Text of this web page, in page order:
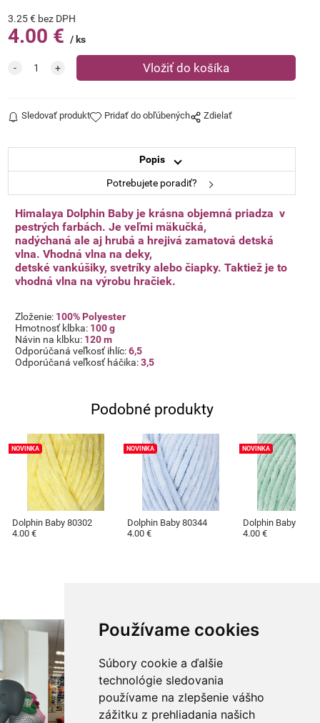
Používame cookies
Súbory cookie a ďalšie
technológie sledovania
používame na zlepšenie vášho
zážitku z prehliadania našich
3.25€ bez DPH
4.00 € ks
Sledovať produkt Pridať do obľúbených Zdielať
Popis
Potrebujete poradiť?
Himalaya Dolphin Baby je krásna objemná priadza v
pestrých farbách.Je veľmi mäkučká,
nadýchaná ale aj hrubá a hrejivá zamatová detská
vlna. Vhodná vlna na deky,
detské vankúšiky,svetríky alebo čiapky. Taktiež je to
vhodná vlna na výrobu hračiek.
Zloženie: 100% Polyester
Hmotnosť klbka: 100 g
Návin na klbku: 120 m
Odporúčaná veľkosť ihlíc:6,5
Odporúčaná veľkosť háčika:3,5
Podobné produkty
Dolphin Baby 80302
NOVINKA
4.00 €
Dolphin Baby 80344
NOVINKA
4.00 €
Dolphin Baby
NOVINKA
4.00 €